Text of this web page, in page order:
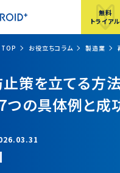
無料
トライアル
お役立ちコラム 製造業
策を立てる方
つの具体例と成